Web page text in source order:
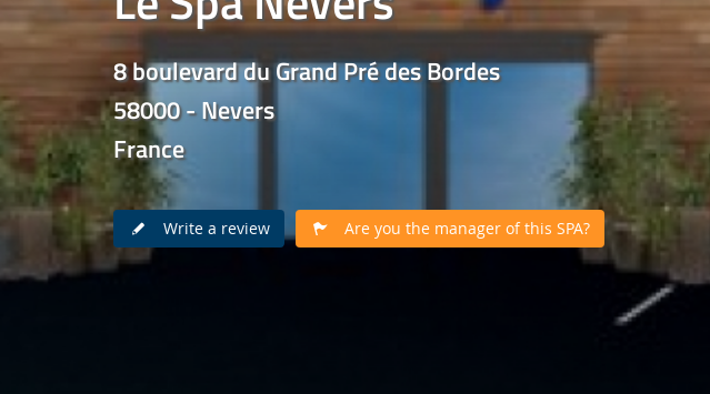
8 boulevard du Grand Pré des Bordes
58000 - Nevers
France
Write a review Are you the manager of this SPA?